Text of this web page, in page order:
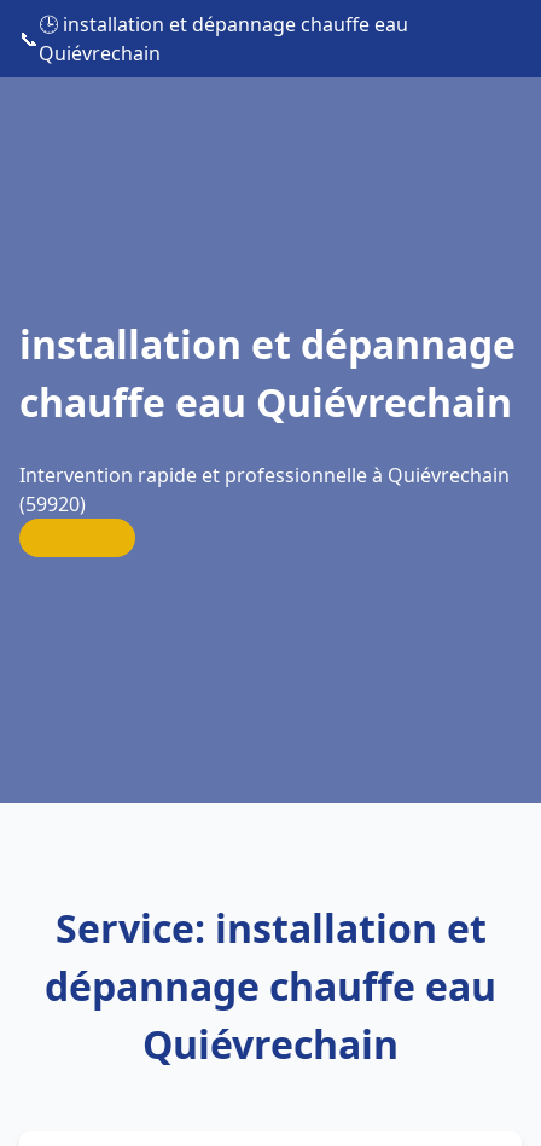
📞
🕒 installation et dépannage chauffe eau
Quiévrechain
installation et dépannage
chauffe eau Quiévrechain
Intervention rapide et professionnelle à Quiévrechain
(59920)
Service: installation et
dépannage chauffe eau
Quiévrechain